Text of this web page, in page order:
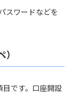
スワードなどを
です。口座開設